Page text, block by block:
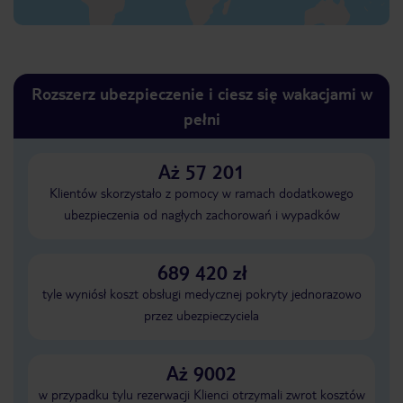
Rozszerz ubezpieczenie i ciesz się wakacjami w
pełni
Aż 57 201
Klientów skorzystało z pomocy w ramach dodatkowego
ubezpieczenia od nagłych zachorowań i wypadków
689 420 zł
tyle wyniósł koszt obsługi medycznej pokryty jednorazowo
przez ubezpieczyciela
Aż 9002
w przypadku tylu rezerwacji Klienci otrzymali zwrot kosztów